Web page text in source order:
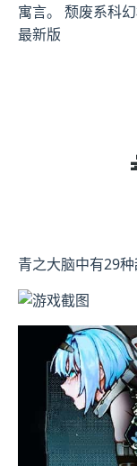
寓言。 颓废系科
最新版
青之大脑中有29种